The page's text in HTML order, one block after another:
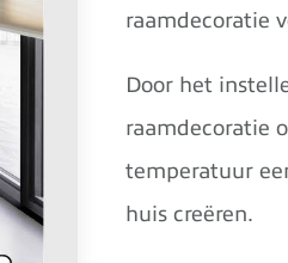
raamdecoratie
Door het
raamdecoratie
temperatuur
huis creëren.